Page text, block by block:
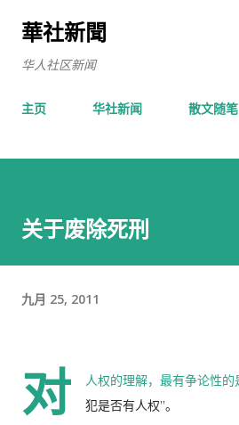
華社新聞
华人社区新闻
主页 华社新闻 散文随笔
关于废除死刑
九月 25, 2011
对
人权的理解，最有争论性
犯是否有人权”。